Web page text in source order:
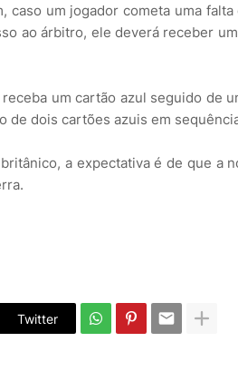
caso um jogador cometa uma
ao árbitro, ele deverá receber
um cartão azul seguido de
de dois cartões azuis em
a expectativa é de que a
Twitter